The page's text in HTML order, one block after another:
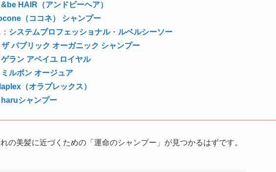
&be HAIR（アンドビーヘア）
（ココネ） シャンプー
システムプロフェッショナル・ ルベルシーソー
ザ パブリック オーガニック シャンプー
ゲラン アベイユ ロイヤル
ミルボン オージュア
（オラプレックス）
haruシャンプー
の美髪に近づくための「運命のシャンプー」が見つかるはずです。